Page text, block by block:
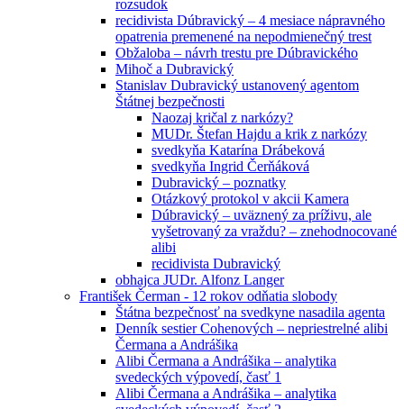
rozsudok
recidivista Dúbravický – 4 mesiace nápravného
opatrenia premenené na nepodmienečný trest
Obžaloba – návrh trestu pre Dúbravického
Mihoč a Dubravický
Stanislav Dubravický ustanovený agentom
Štátnej bezpečnosti
Naozaj kričal z narkózy?
MUDr. Štefan Hajdu a krik z narkózy
svedkyňa Katarína Drábeková
svedkyňa Ingrid Čerňáková
Dubravický – poznatky
Otázkový protokol v akcii Kamera
Dúbravický – uväznený za príživu, ale
vyšetrovaný za vraždu? – znehodnocované
alibi
recidivista Dubravický
obhajca JUDr. Alfonz Langer
František Čerman - 12 rokov odňatia slobody
Štátna bezpečnosť na svedkyne nasadila agenta
Denník sestier Cohenových – nepriestrelné alibi
Čermana a Andrášika
Alibi Čermana a Andrášika – analytika
svedeckých výpovedí, časť 1
Alibi Čermana a Andrášika – analytika